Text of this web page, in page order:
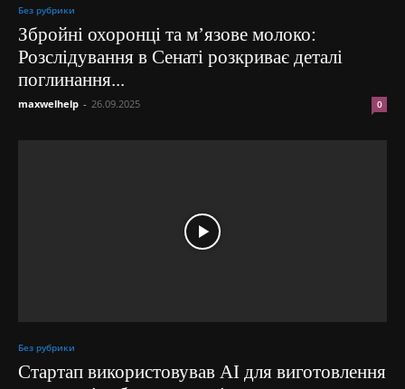
Без рубрики
Збройні охоронці та м’язове молоко:
Розслідування в Сенаті розкриває деталі
поглинання...
maxwelhelp - 26.09.2025 0
Без рубрики
Стартап використовував AI для виготовлення